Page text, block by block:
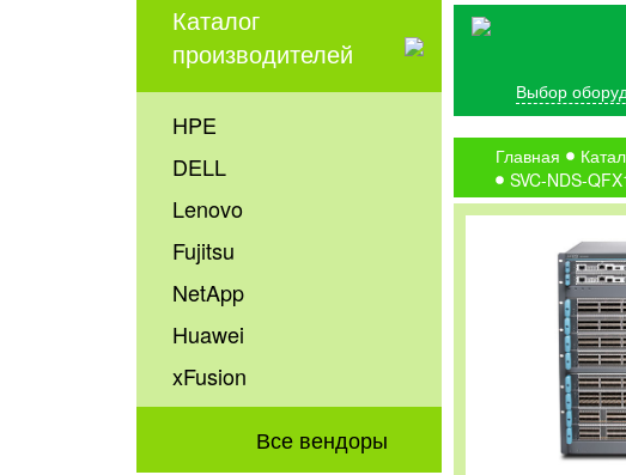
Каталог
производителей
HPE
DELL
Lenovo
Fujitsu
NetApp
Huawei
xFusion
Все вендоры
Выбор
Главная
SVC-NDS-